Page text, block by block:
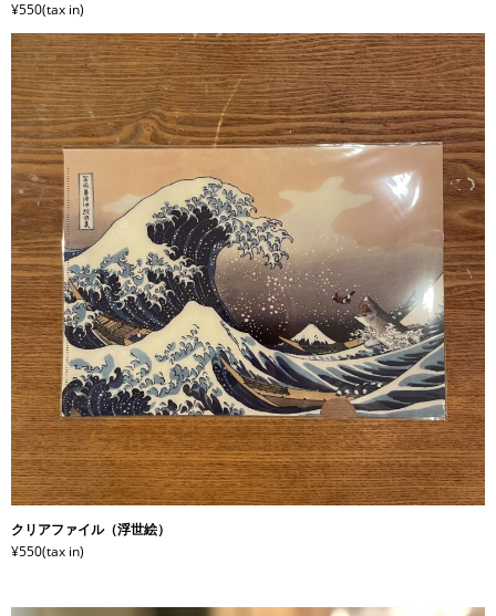
¥550(tax in)
クリアファイル（浮世絵）
¥550(tax in)